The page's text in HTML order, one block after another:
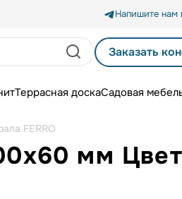
Напишите нам
Заказать
Террасная доскаСадовая
FERRO
мм